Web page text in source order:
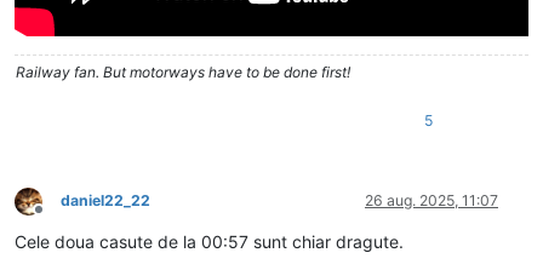
Railway fan. But motorways have to be done first!
5
Deconectat
daniel22_22 26 aug. 2025, 11:07
Cele doua casute de la 00:57 sunt chiar dragute.